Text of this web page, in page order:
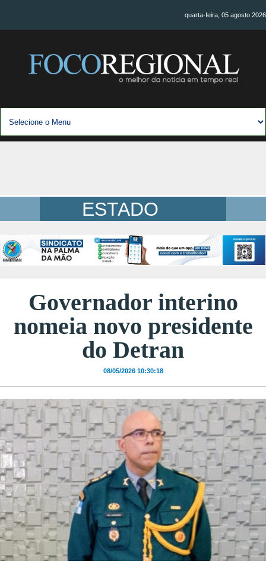
quarta-feira, 05 agosto 2026
ESTADO
Governador interino
nomeia novo presidente
do Detran
08/05/2026 10:30:18